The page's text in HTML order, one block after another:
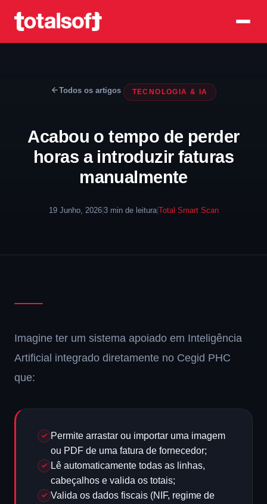
Todos os artigos TECNOLOGIA & IA
Acabou o tempo de perder
horas a introduzir faturas
manualmente
19 Junho, 2026|3 min de leitura|Total Smart Scan
Imagine ter um sistema apoiado em Inteligência
Artificial integrado diretamente no Cegid PHC
que:
Permite arrastar ou importar uma imagem
ou PDF de uma fatura de fornecedor;
Lê automaticamente todas as linhas,
cabeçalhos e valida os totais;
Valida os dados fiscais (NIF, regime de